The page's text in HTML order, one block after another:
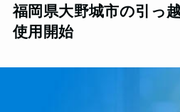
福岡県大野城市の引っ
使用開始